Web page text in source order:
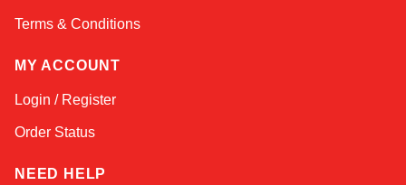
Terms & Conditions
MY ACCOUNT
Login / Register
Order Status
NEED HELP